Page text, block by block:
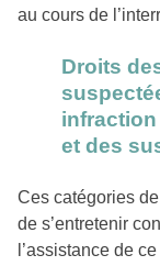
au cours de
Droits
infraction
et des
Ces catégories
de s’entretenir
l’assistance de